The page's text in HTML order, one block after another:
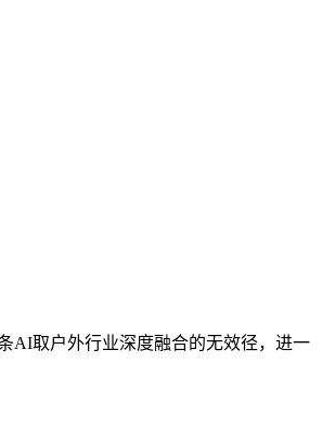
AI取户外行业深度融合的无效径，进一